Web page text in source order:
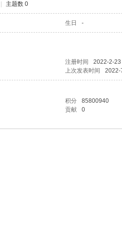
主题数 0
生日 -
注册时间
2022-2-
上次发表时间 2022-
积分
85800940
贡献 0